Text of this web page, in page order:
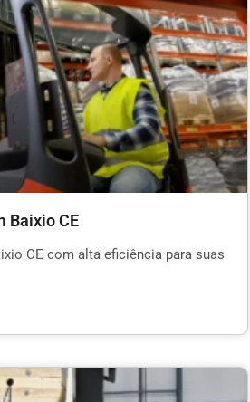
Baixio CE
CE com alta eficiência para suas